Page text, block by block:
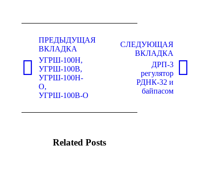
комментариям
ПРЕДЫДУЩАЯ
ВКЛАДКА
Предыдущая
вкладка
УГРШ-100Н,
УГРШ-100В,
УГРШ-100Н-
О,
УГРШ-100В-О
СЛЕДУЮЩАЯ
ВКЛАДКА
Следующая
вкладка
ДРП-3
регулятор
РДНК-32 и
байпасом
Related Posts